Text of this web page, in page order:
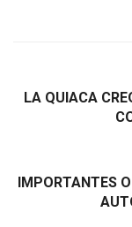
LA QUIACA
IMPORTANTES